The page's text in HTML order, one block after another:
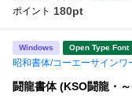
ポイント 180pt
Windows Open Type Font
昭和書体/コーエーサインワ
闘龍書体 (KSO闘龍・